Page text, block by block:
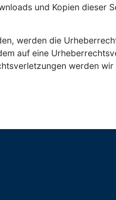
und Kopien dieser
werden die
auf eine
werden